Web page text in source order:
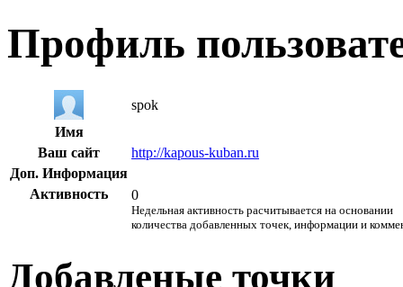
Профиль
spok
Имя
Ваш сайт
http://kapous-kuban.ru
Доп. Информация
Активность
0
Недельная активность расчитывается на основании
количества добавленных точек, информации и
Добавленые точки